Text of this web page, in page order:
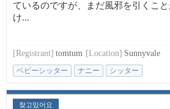
ているのですが、まだ風邪を引くこ
け...
[Registrant] tomtum [Location] Sunnyvale
ベビーシッター ナニー シッター
찾고있어요